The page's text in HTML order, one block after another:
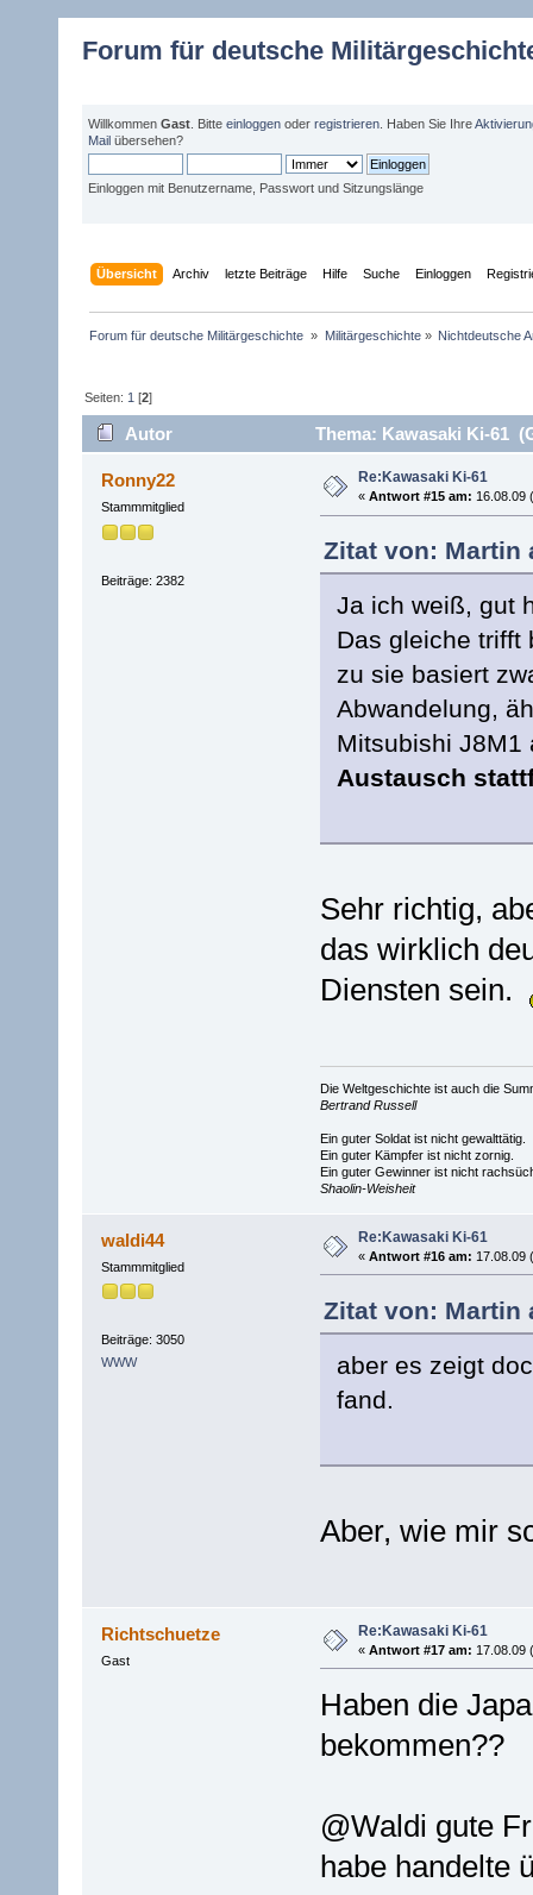
Forum für deutsche
Willkommen Gast . Bitte einloggen oder registrieren . Haben Sie Ihre
Mail übersehen?
Einloggen mit Benutzername, Passwort und Sitzungslänge
Übersicht Archiv letzte Beiträge Hilfe Suche Einloggen
Forum für deutsche Militärgeschichte » Militärgeschichte» Nichtdeutsche
Seiten: 1 [2]
Autor Thema: Kawasaki Ki-61
Ronny22
Stammmitglied
Beiträge: 2382
Re:Kawasaki Ki-61
« Antwort #15 am: 16.08.09
Zitat von: Martin
Ja ich weiß, gut
Das gleiche trifft
zu sie basiert
Abwandelung,
Mitsubishi J8M1
Austausch
Sehr richtig,
das wirklich
Diensten sein.
Die Weltgeschichte ist auch die
Bertrand Russell
Ein guter Soldat ist nicht gewalttätig.
Ein guter Kämpfer ist nicht zornig.
Ein guter Gewinner ist nicht
Shaolin-Weisheit
waldi44
Stammmitglied
Beiträge: 3050
WWW
Re:Kawasaki Ki-61
« Antwort #16 am: 17.08.09
Zitat von: Martin
aber es zeigt
fand.
Aber, wie mir
Richtschuetze
Gast
Re:Kawasaki Ki-61
« Antwort #17 am: 17.08.09
Haben die
bekommen??
@Waldi gute
habe handelte